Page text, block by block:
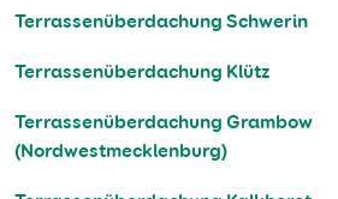
Terrassenüberdachung Schwerin
Terrassenüberdachung Klütz
Terrassenüberdachung Grambow
(Nordwestmecklenburg)